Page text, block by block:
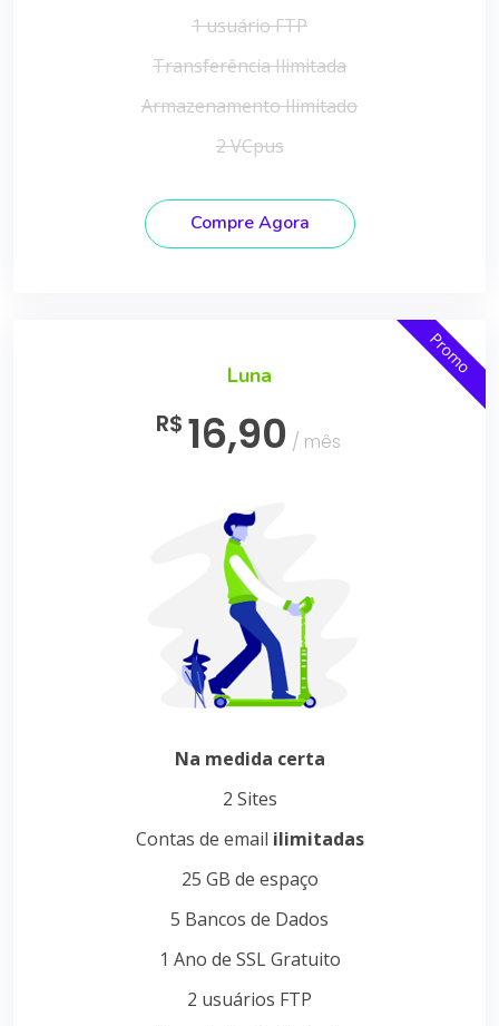
1 usuário FTP
Transferência Ilimitada
Armazenamento Ilimitado
2 VCpus
Compre Agora
Promo
Luna
R$ 16,90 / mês
Na medida certa
2 Sites
Contas de email ilimitadas
25 GB de espaço
5 Bancos de Dados
1 Ano de SSL Gratuito
2 usuários FTP